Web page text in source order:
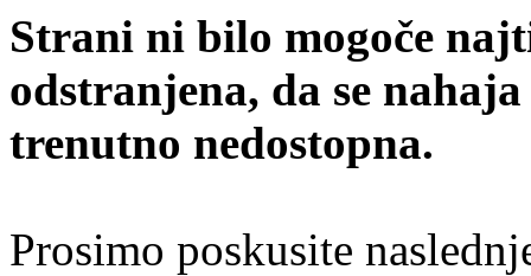
Strani ni bilo mogoče
odstranjena, da se
trenutno nedostopna.
Prosimo poskusite